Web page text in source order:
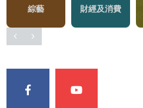
綜藝 財經及消費